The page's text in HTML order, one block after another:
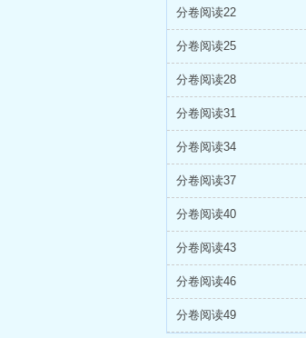
分卷阅读22
分卷阅读25
分卷阅读28
分卷阅读31
分卷阅读34
分卷阅读37
分卷阅读40
分卷阅读43
分卷阅读46
分卷阅读49